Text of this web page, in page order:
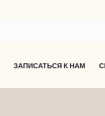
ЗАПИСАТЬСЯ К НАМ